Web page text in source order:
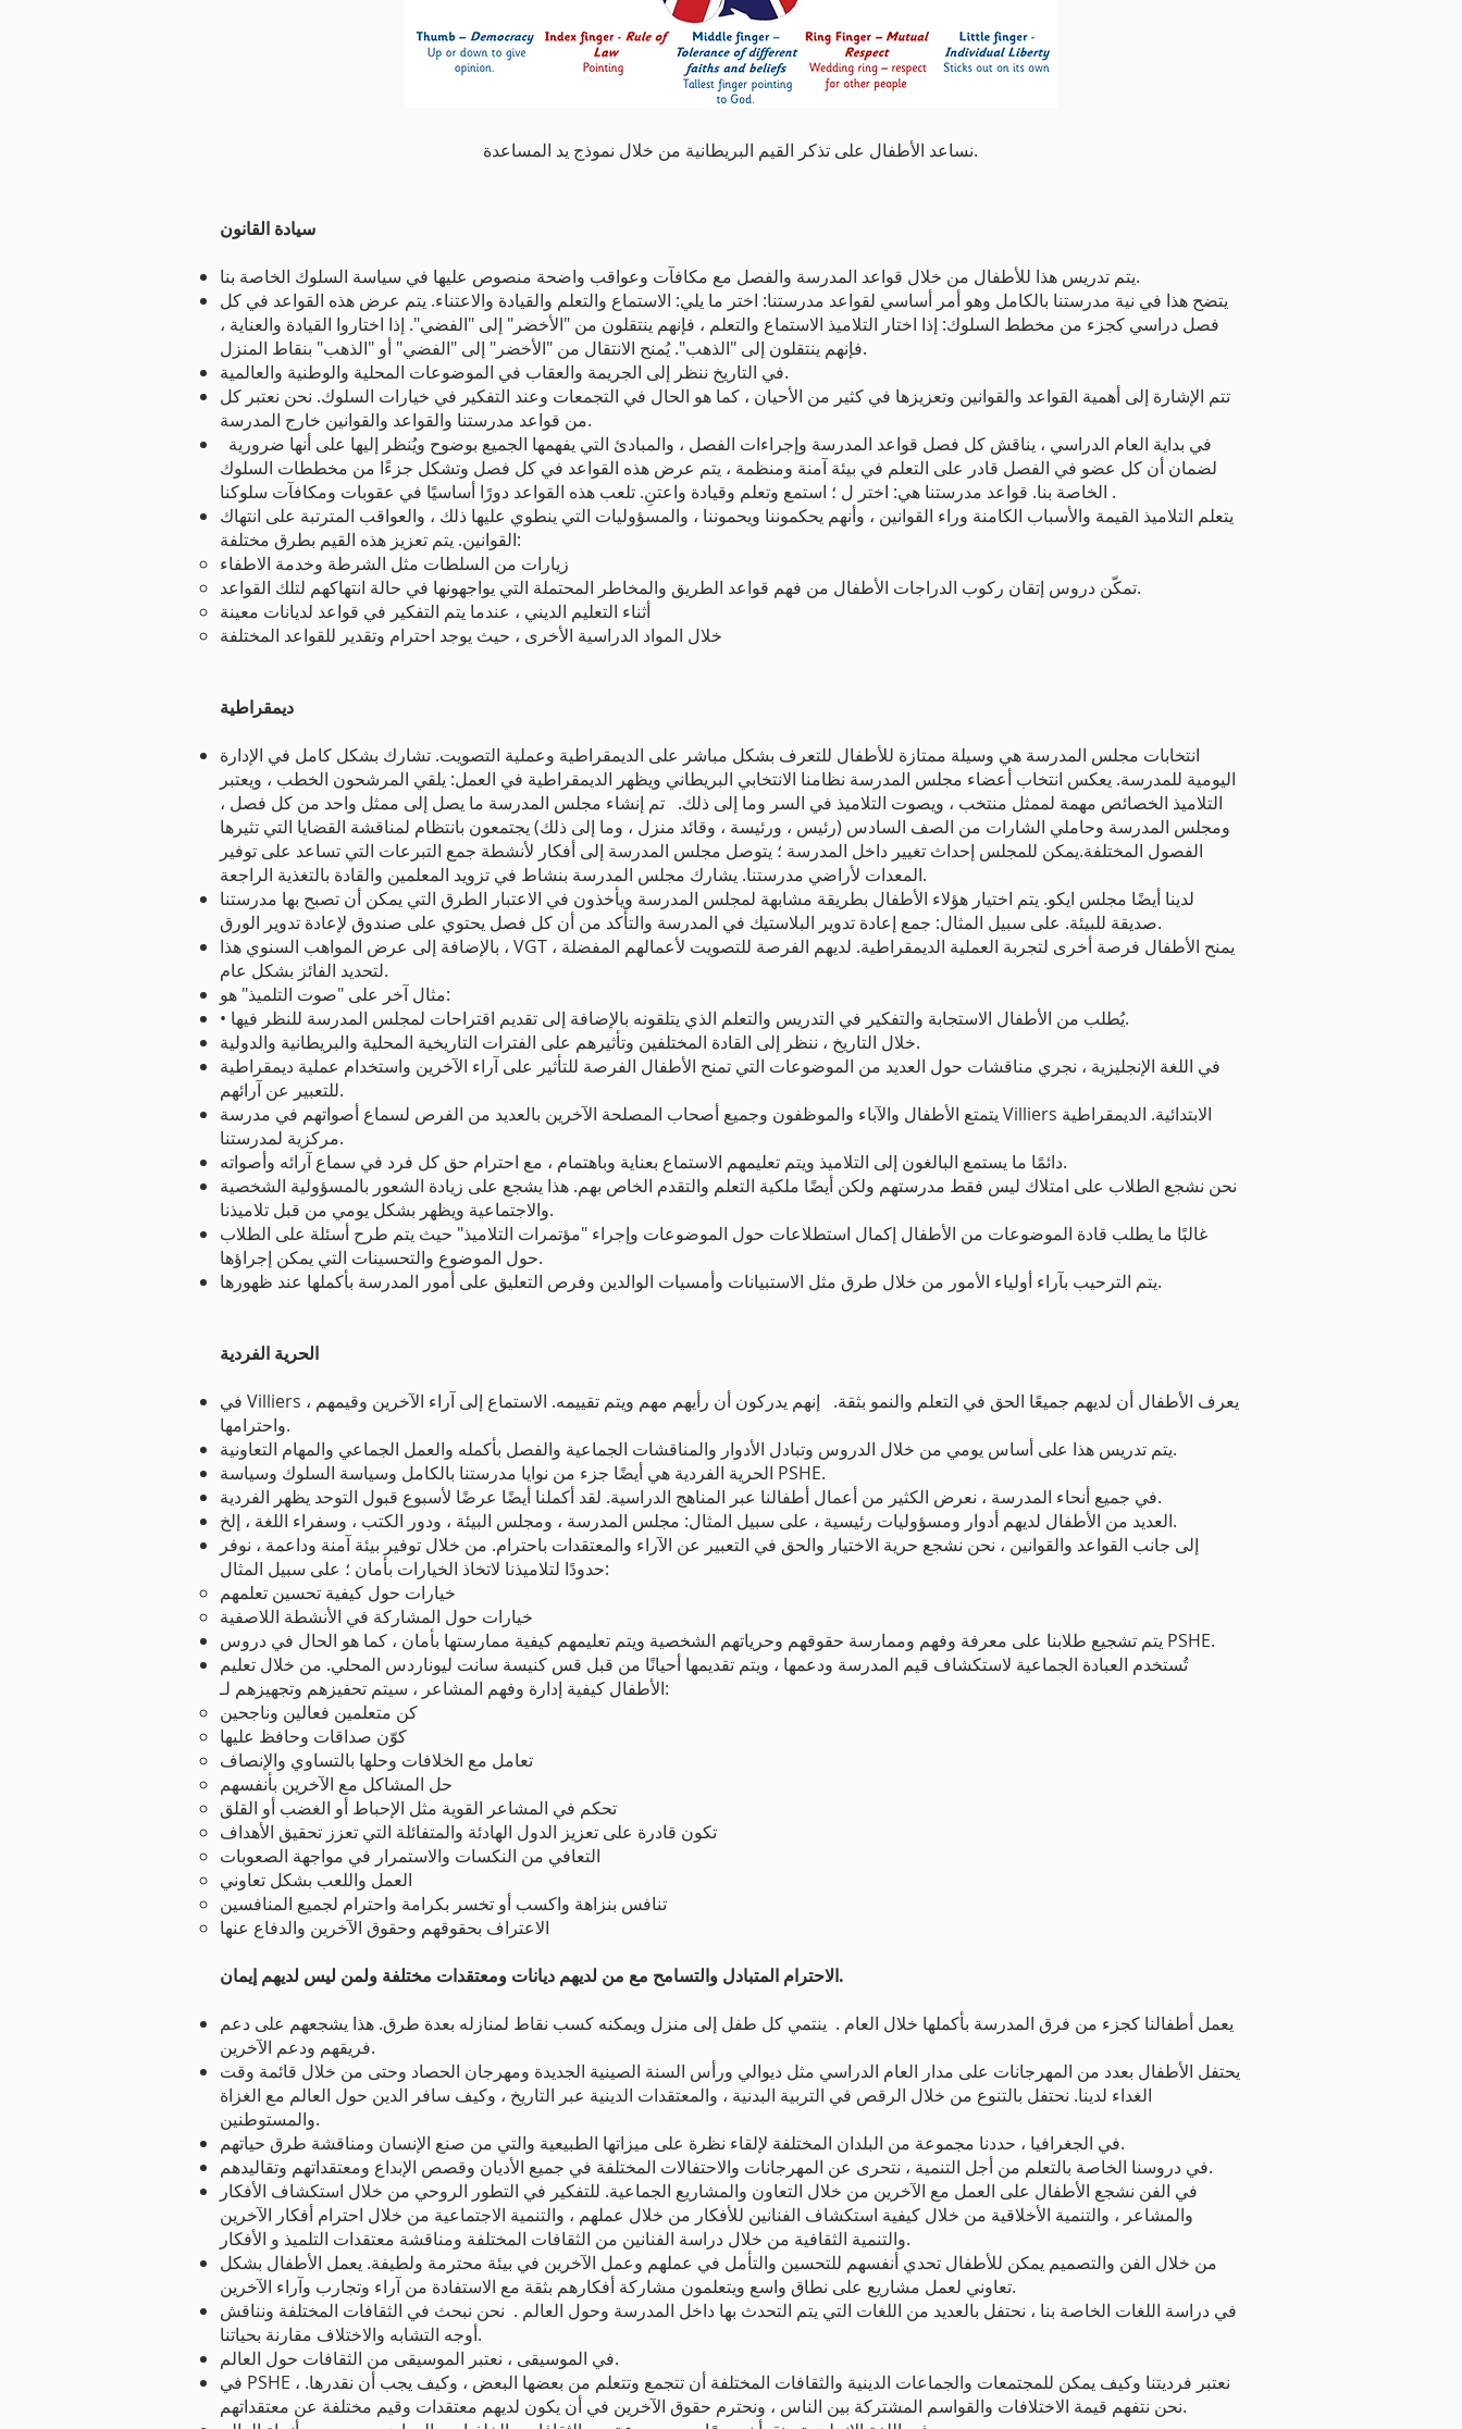
نساعد الأطفال على تذكر القيم البريطانية من خلال نموذج يد المساعدة.
سيادة القانون
يتم تدريس هذا للأطفال من خلال قواعد المدرسة والفصل مع مكافآت وعواقب واضحة منصوص عليها في سياسة السلوك الخاصة بنا.
يتضح هذا في نية مدرستنا بالكامل وهو أمر أساسي لقواعد مدرستنا: اختر ما يلي: الاستماع والتعلم والقيادة والاعتناء. يتم عرض هذه القواعد في كل
فصل دراسي كجزء من مخطط السلوك: إذا اختار التلاميذ الاستماع والتعلم ، فإنهم ينتقلون من "الأخضر" إلى "الفضي". إذا اختاروا القيادة والعناية ،
فإنهم ينتقلون إلى "الذهب". يُمنح الانتقال من "الأخضر" إلى "الفضي" أو "الذهب" بنقاط المنزل.
في التاريخ ننظر إلى الجريمة والعقاب في الموضوعات المحلية والوطنية والعالمية.
تتم الإشارة إلى أهمية القواعد والقوانين وتعزيزها في كثير من الأحيان ، كما هو الحال في التجمعات وعند التفكير في خيارات السلوك. نحن نعتبر كل
من قواعد مدرستنا والقواعد والقوانين خارج المدرسة.
لضمان أن كل عضو في الفصل قادر على التعلم في بيئة آمنة ومنظمة ، يتم عرض هذه القواعد في كل فصل وتشكل جزءًا من مخططات السلوك
الخاصة بنا. قواعد مدرستنا هي: اختر ل ؛ استمع وتعلم وقيادة واعتنِ. تلعب هذه القواعد دورًا أساسيًا في عقوبات ومكافآت سلوكنا .
يتعلم التلاميذ القيمة والأسباب الكامنة وراء القوانين ، وأنهم يحكموننا ويحموننا ، والمسؤوليات التي ينطوي عليها ذلك ، والعواقب المترتبة على انتهاك
القوانين. يتم تعزيز هذه القيم بطرق مختلفة:
زيارات من السلطات مثل الشرطة وخدمة الاطفاء
تمكّن دروس إتقان ركوب الدراجات الأطفال من فهم قواعد الطريق والمخاطر المحتملة التي يواجهونها في حالة انتهاكهم لتلك القواعد.
أثناء التعليم الديني ، عندما يتم التفكير في قواعد لديانات معينة
خلال المواد الدراسية الأخرى ، حيث يوجد احترام وتقدير للقواعد المختلفة
ديمقراطية
انتخابات مجلس المدرسة هي وسيلة ممتازة للأطفال للتعرف بشكل مباشر على الديمقراطية وعملية التصويت. تشارك بشكل كامل في الإدارة
اليومية للمدرسة. يعكس انتخاب أعضاء مجلس المدرسة نظامنا الانتخابي البريطاني ويظهر الديمقراطية في العمل: يلقي المرشحون الخطب ، ويعتبر
التلاميذ الخصائص مهمة لممثل منتخب ، ويصوت التلاميذ في السر وما إلى ذلك. تم إنشاء مجلس المدرسة ما يصل إلى ممثل واحد من كل فصل ،
ومجلس المدرسة وحاملي الشارات من الصف السادس (رئيس ، ورئيسة ، وقائد منزل ، وما إلى ذلك) يجتمعون بانتظام لمناقشة القضايا التي تثيرها
الفصول المختلفة.يمكن للمجلس إحداث تغيير داخل المدرسة ؛ يتوصل مجلس المدرسة إلى أفكار لأنشطة جمع التبرعات التي تساعد على توفير
المعدات لأراضي مدرستنا. يشارك مجلس المدرسة بنشاط في تزويد المعلمين والقادة بالتغذية الراجعة.
لدينا أيضًا مجلس ايكو. يتم اختيار هؤلاء الأطفال بطريقة مشابهة لمجلس المدرسة ويأخذون في الاعتبار الطرق التي يمكن أن تصبح بها مدرستنا
صديقة للبيئة. على سبيل المثال: جمع إعادة تدوير البلاستيك في المدرسة والتأكد من أن كل فصل يحتوي على صندوق لإعادة تدوير الورق.
بالإضافة إلى عرض المواهب السنوي هذا ، VGT ، يمنح الأطفال فرصة أخرى لتجربة العملية الديمقراطية. لديهم الفرصة للتصويت لأعمالهم المفضلة
لتحديد الفائز بشكل عام.
مثال آخر على "صوت التلميذ" هو:
• يُطلب من الأطفال الاستجابة والتفكير في التدريس والتعلم الذي يتلقونه بالإضافة إلى تقديم اقتراحات لمجلس المدرسة للنظر فيها.
خلال التاريخ ، ننظر إلى القادة المختلفين وتأثيرهم على الفترات التاريخية المحلية والبريطانية والدولية.
في اللغة الإنجليزية ، نجري مناقشات حول العديد من الموضوعات التي تمنح الأطفال الفرصة للتأثير على آراء الآخرين واستخدام عملية ديمقراطية
للتعبير عن آرائهم.
يتمتع الأطفال والآباء والموظفون وجميع أصحاب المصلحة الآخرين بالعديد من الفرص لسماع أصواتهم في مدرسة Villiers الابتدائية. الديمقراطية
مركزية لمدرستنا.
دائمًا ما يستمع البالغون إلى التلاميذ ويتم تعليمهم الاستماع بعناية وباهتمام ، مع احترام حق كل فرد في سماع آرائه وأصواته.
نحن نشجع الطلاب على امتلاك ليس فقط مدرستهم ولكن أيضًا ملكية التعلم والتقدم الخاص بهم. هذا يشجع على زيادة الشعور بالمسؤولية الشخصية
والاجتماعية ويظهر بشكل يومي من قبل تلاميذنا.
غالبًا ما يطلب قادة الموضوعات من الأطفال إكمال استطلاعات حول الموضوعات وإجراء "مؤتمرات التلاميذ" حيث يتم طرح أسئلة على الطلاب
حول الموضوع والتحسينات التي يمكن إجراؤها.
يتم الترحيب بآراء أولياء الأمور من خلال طرق مثل الاستبيانات وأمسيات الوالدين وفرص التعليق على أمور المدرسة بأكملها عند ظهورها.
الحرية الفردية
في Villiers ، يعرف الأطفال أن لديهم جميعًا الحق في التعلم والنمو بثقة. إنهم يدركون أن رأيهم مهم ويتم تقييمه. الاستماع إلى آراء الآخرين وقيمهم
واحترامها.
يتم تدريس هذا على أساس يومي من خلال الدروس وتبادل الأدوار والمناقشات الجماعية والفصل بأكمله والعمل الجماعي والمهام التعاونية.
الحرية الفردية هي أيضًا جزء من نوايا مدرستنا بالكامل وسياسة السلوك وسياسة PSHE.
في جميع أنحاء المدرسة ، نعرض الكثير من أعمال أطفالنا عبر المناهج الدراسية. لقد أكملنا أيضًا عرضًا لأسبوع قبول التوحد يظهر الفردية.
العديد من الأطفال لديهم أدوار ومسؤوليات رئيسية ، على سبيل المثال: مجلس المدرسة ، ومجلس البيئة ، ودور الكتب ، وسفراء اللغة ، إلخ.
إلى جانب القواعد والقوانين ، نحن نشجع حرية الاختيار والحق في التعبير عن الآراء والمعتقدات باحترام. من خلال توفير بيئة آمنة وداعمة ، نوفر
حدودًا لتلاميذنا لاتخاذ الخيارات بأمان ؛ على سبيل المثال:
خيارات حول كيفية تحسين تعلمهم
خيارات حول المشاركة في الأنشطة اللاصفية
يتم تشجيع طلابنا على معرفة وفهم وممارسة حقوقهم وحرياتهم الشخصية ويتم تعليمهم كيفية ممارستها بأمان ، كما هو الحال في دروس PSHE.
تُستخدم العبادة الجماعية لاستكشاف قيم المدرسة ودعمها ، ويتم تقديمها أحيانًا من قبل قس كنيسة سانت ليوناردس المحلي. من خلال تعليم
الأطفال كيفية إدارة وفهم المشاعر ، سيتم تحفيزهم وتجهيزهم لـ:
كن متعلمين فعالين وناجحين
كوّن صداقات وحافظ عليها
تعامل مع الخلافات وحلها بالتساوي والإنصاف
حل المشاكل مع الآخرين بأنفسهم
تحكم في المشاعر القوية مثل الإحباط أو الغضب أو القلق
تكون قادرة على تعزيز الدول الهادئة والمتفائلة التي تعزز تحقيق الأهداف
التعافي من النكسات والاستمرار في مواجهة الصعوبات
العمل واللعب بشكل تعاوني
تنافس بنزاهة واكسب أو تخسر بكرامة واحترام لجميع المنافسين
الاعتراف بحقوقهم وحقوق الآخرين والدفاع عنها
الاحترام المتبادل والتسامح مع من لديهم ديانات ومعتقدات مختلفة ولمن ليس لديهم إيمان.
يعمل أطفالنا كجزء من فرق المدرسة بأكملها خلال العام . ينتمي كل طفل إلى منزل ويمكنه كسب نقاط لمنازله بعدة طرق. هذا يشجعهم على دعم
فريقهم ودعم الآخرين.
يحتفل الأطفال بعدد من المهرجانات على مدار العام الدراسي مثل ديوالي ورأس السنة الصينية الجديدة ومهرجان الحصاد وحتى من خلال قائمة وقت
الغداء لدينا. نحتفل بالتنوع من خلال الرقص في التربية البدنية ، والمعتقدات الدينية عبر التاريخ ، وكيف سافر الدين حول العالم مع الغزاة
والمستوطنين.
في الجغرافيا ، حددنا مجموعة من البلدان المختلفة لإلقاء نظرة على ميزاتها الطبيعية والتي من صنع الإنسان ومناقشة طرق حياتهم.
في دروسنا الخاصة بالتعلم من أجل التنمية ، نتحرى عن المهرجانات والاحتفالات المختلفة في جميع الأديان وقصص الإبداع ومعتقداتهم وتقاليدهم.
في الفن نشجع الأطفال على العمل مع الآخرين من خلال التعاون والمشاريع الجماعية. للتفكير في التطور الروحي من خلال استكشاف الأفكار
والمشاعر ، والتنمية الأخلاقية من خلال كيفية استكشاف الفنانين للأفكار من خلال عملهم ، والتنمية الاجتماعية من خلال احترام أفكار الآخرين
والتنمية الثقافية من خلال دراسة الفنانين من الثقافات المختلفة ومناقشة معتقدات التلميذ و الأفكار.
من خلال الفن والتصميم يمكن للأطفال تحدي أنفسهم للتحسين والتأمل في عملهم وعمل الآخرين في بيئة محترمة ولطيفة. يعمل الأطفال بشكل
تعاوني لعمل مشاريع على نطاق واسع ويتعلمون مشاركة أفكارهم بثقة مع الاستفادة من آراء وتجارب وآراء الآخرين.
في دراسة اللغات الخاصة بنا ، نحتفل بالعديد من اللغات التي يتم التحدث بها داخل المدرسة وحول العالم . نحن نبحث في الثقافات المختلفة ونناقش
أوجه التشابه والاختلاف مقارنة بحياتنا.
في الموسيقى ، نعتبر الموسيقى من الثقافات حول العالم.
في PSHE ، نعتبر فرديتنا وكيف يمكن للمجتمعات والجماعات الدينية والثقافات المختلفة أن تتجمع وتتعلم من بعضها البعض ، وكيف يجب أن نقدرها.
نحن نتفهم قيمة الاختلافات والقواسم المشتركة بين الناس ، ونحترم حقوق الآخرين في أن يكون لديهم معتقدات وقيم مختلفة عن معتقداتهم.